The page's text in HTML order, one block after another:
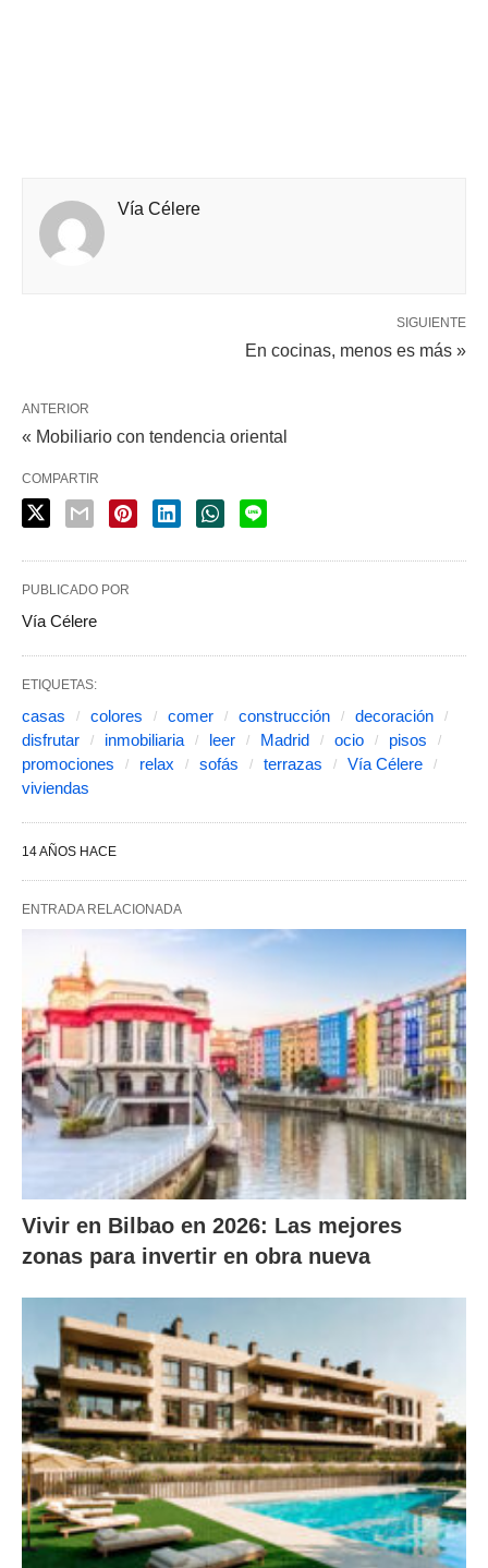
Vía Célere
SIGUIENTE
En cocinas, menos es más »
ANTERIOR
« Mobiliario con tendencia oriental
COMPARTIR
PUBLICADO POR
Vía Célere
ETIQUETAS:
casas colores comer construcción
decoración
disfrutar
inmobiliaria leer Madrid ocio
pisos
promociones
relax sofás terrazas
Vía Célere
viviendas
14 AÑOS HACE
ENTRADA RELACIONADA
Vivir en Bilbao en 2026: Las mejores
zonas para invertir en obra nueva